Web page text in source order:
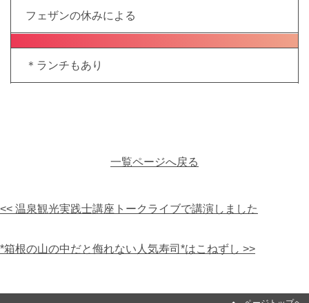
フェザンの休みによる
＊ランチもあり
一覧ページへ戻る
<< 温泉観光実践士講座トークライブで講演しました
*箱根の山の中だと侮れない人気寿司*はこねずし >>